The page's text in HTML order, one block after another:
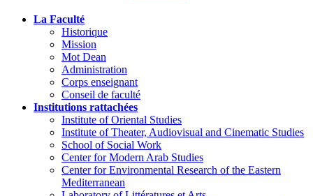
La Faculté
Historique
Mission
Mot Dean
Administration
Corps enseignant
Conseil de faculté
Institutions rattachées
Institute of Oriental Studies
Institute of Theater, Audiovisual and Cinematic Studies
School of Social Work
Center for Modern Arab Studies
Center for Environmental Research of the Eastern
Mediterranean